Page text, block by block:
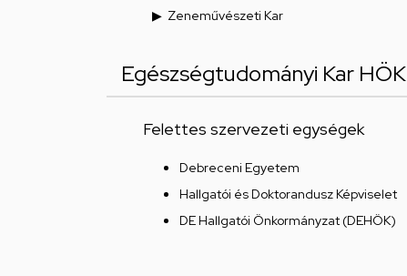
Zeneművészeti Kar
Egészségtudományi Kar HÖK
Felettes szervezeti egységek
Debreceni Egyetem
Hallgatói és Doktorandusz Képviselet
DE Hallgatói Önkormányzat (DEHÖK)